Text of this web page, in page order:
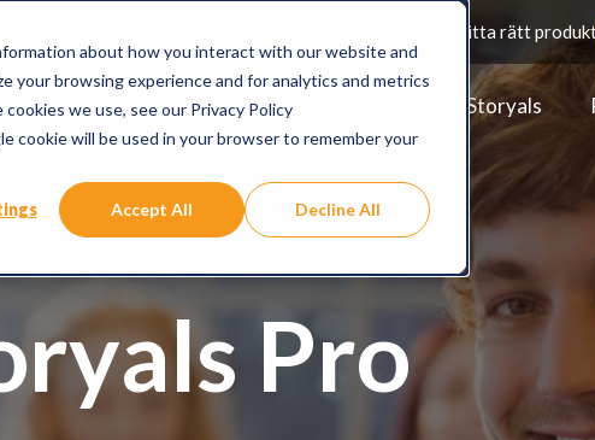
about how you interact with our website and
your browsing experience and for analytics and metrics
we use, see our Privacy Policy
cookie will be used in your browser to remember your
Accept All Decline All
Hjälp att hitta rätt
Om oss Utbildning Varför Storyals
Pro